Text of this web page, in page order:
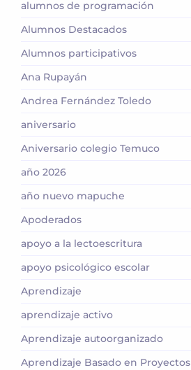
alumnos de programación
Alumnos Destacados
Alumnos participativos
Ana Rupayán
Andrea Fernández Toledo
aniversario
Aniversario colegio Temuco
año 2026
año nuevo mapuche
Apoderados
apoyo a la lectoescritura
apoyo psicológico escolar
Aprendizaje
aprendizaje activo
Aprendizaje autoorganizado
Aprendizaje Basado en Proyectos